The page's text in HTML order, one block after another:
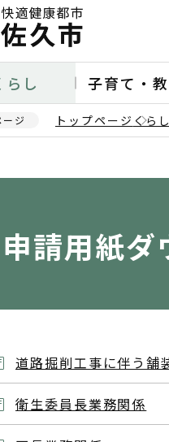
らし 子育て・
ジ トップページ くらし
申請用紙ダ
道路掘削工事に伴う舗
衛生委員長業務関係